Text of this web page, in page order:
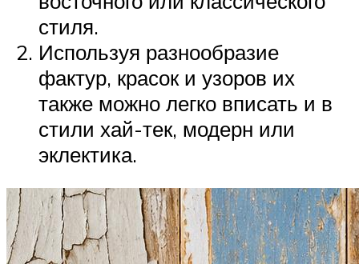
стиля.
Используя разнообразие
фактур, красок и узоров их
также можно легко вписать и в
стили хай-тек, модерн или
эклектика.